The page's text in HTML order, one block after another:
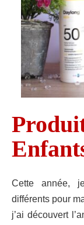
Cette année,
différents pour
j’ai découvert